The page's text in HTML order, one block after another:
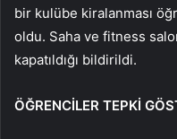
bir kulübe kiralanması
oldu. Saha ve fitness
kapatıldığı bildirildi.
ÖĞRENCİLER TEPKİ